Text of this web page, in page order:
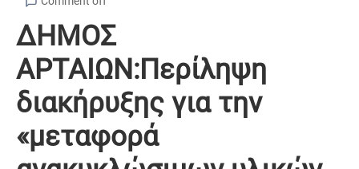
ΔΗΜΟΣ
ΑΡΤΑΙΩΝ:Περίληψη
διακήρυξης για την
«μεταφορά